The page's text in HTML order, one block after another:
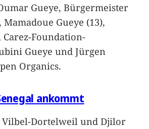
Gueye, Bürgermeister
Mamadoue Gueye (13),
Foundation-
Gueye und Jürgen
Organics.
ankommt
Vilbel-Dortelweil und Djilor